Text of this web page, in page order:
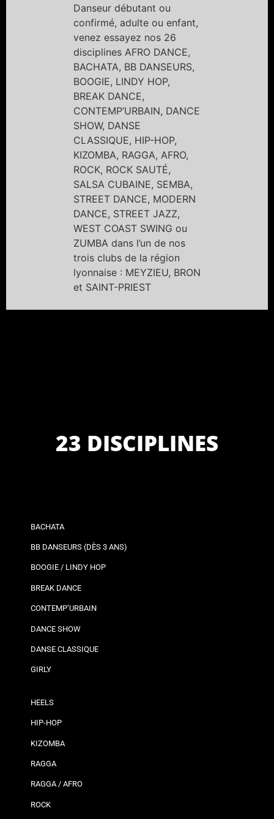
Danseur débutant ou
confirmé, adulte ou enfant,
venez essayez nos 26
disciplines AFRO DANCE,
BACHATA, BB DANSEURS,
BOOGIE, LINDY HOP,
BREAK DANCE,
CONTEMP’URBAIN, DANCE
SHOW, DANSE
CLASSIQUE, HIP-HOP,
KIZOMBA, RAGGA, AFRO,
ROCK, ROCK SAUTÉ,
SALSA CUBAINE, SEMBA,
STREET DANCE, MODERN
DANCE, STREET JAZZ,
WEST COAST SWING ou
ZUMBA dans l’un de nos
trois clubs de la région
lyonnaise : MEYZIEU, BRON
et SAINT-PRIEST
23 DISCIPLINES
BACHATA
BB DANSEURS (DÈS 3 ANS)
BOOGIE / LINDY HOP
BREAK DANCE
CONTEMP’URBAIN
DANCE SHOW
DANSE CLASSIQUE
GIRLY
HEELS
HIP-HOP
KIZOMBA
RAGGA
RAGGA / AFRO
ROCK